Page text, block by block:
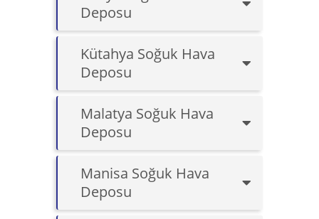
Deposu
Kütahya Soğuk Hava
Deposu
Malatya Soğuk Hava
Deposu
Manisa Soğuk Hava
Deposu